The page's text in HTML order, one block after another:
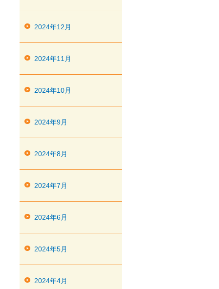
2024年12月
2024年11月
2024年10月
2024年9月
2024年8月
2024年7月
2024年6月
2024年5月
2024年4月